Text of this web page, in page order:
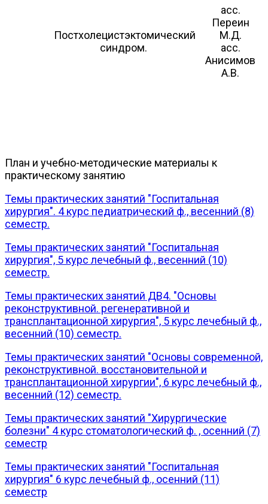
Постхолецистэктомический
синдром.
асс.
Переин
М.Д.
асс.
Анисимов
А.В.
План и учебно-методические материалы к
практическому занятию
Темы практических занятий "Госпитальная
хирургия". 4 курс педиатрический ф., весенний (8)
семестр.
Темы практических занятий "Госпитальная
хирургия", 5 курс лечебный ф., весенний (10)
семестр.
Темы практических занятий ДВ4. "Основы
реконструктивной. регенеративной и
трансплантационной хирургия", 5 курс лечебный ф.,
весенний (10) семестр.
Темы практических занятий "Основы современной,
реконструктивной. восстановительной и
трансплантационной хирургии", 6 курс лечебный ф.,
весенний (12) семестр.
Темы практических занятий "Хирургические
болезни" 4 курс стоматологический ф. , осенний (7)
семестр
Темы практических занятий "Госпитальная
хирургия" 6 курс лечебный ф., осенний (11)
семестр